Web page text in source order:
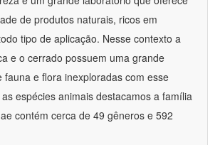
de produtos naturais, ricos em
tipo de aplicação. Nesse contexto a
e o cerrado possuem uma grande
fauna e flora inexploradas com esse
espécies animais destacamos a família
contém cerca de 49 gêneros e 592